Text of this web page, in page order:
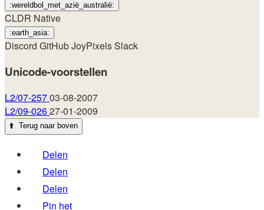
:wereldbol_met_azië_australië:
CLDR Native
:earth_asia:
Discord GitHubJoyPixelsSlack
Unicode-voorstellen
L2/07-25703-08-2007
L2/09-02627-01-2009
⬆️ Terug naar boven
Delen
Delen
Delen
Pin het